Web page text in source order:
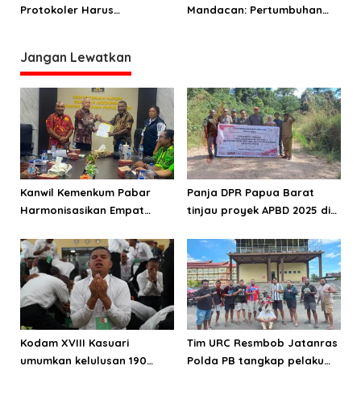
Protokoler Harus
Mandacan: Pertumbuhan
Jangan Lewatkan
Kanwil Kemenkum Pabar
Harmonisasikan Empat
Wondama
Panja DPR Papua Barat
tinjau proyek APBD 2025 di
Bintuni
Kodam XVIII Kasuari
umumkan kelulusan 190
Tim URC Resmbob Jatanras
Polda PB tangkap pelaku